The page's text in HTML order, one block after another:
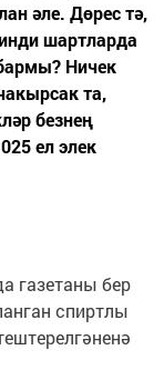
әле. Дөрес тә,
шартларда
Ничек
та,
безнең
ел элек
газетаны бер
спиртлы